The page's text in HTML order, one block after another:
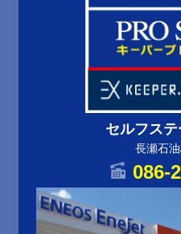
セルフス
長瀬石
086-